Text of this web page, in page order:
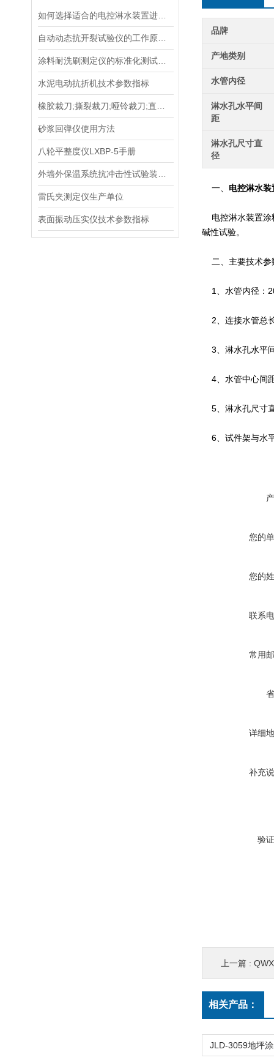
水泥电动抗折机技术参数指标
砂浆回弹仪使用方法
八轮平整度仪LXBP-5手册
雷氏夹测定仪生产单位
表面振动压实仪技术参数指标
品牌
产地类别
水管内径
淋水孔水平间
距
淋水孔尺寸直
径
一、 电控淋水
电控淋水装置涂
碱性试验。
二、主要技术参
1、水管内径：
2、连接水管总
3、淋水孔水平
4、水管中心间
5、淋水孔尺寸
6、试件架与水
您的
您的
联系
常用
详细
补充
验
上一篇 :
相关产品：